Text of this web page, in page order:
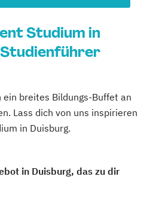
Studium in
Studienführer
breites Bildungs-Buffet an
Lass dich von uns inspirieren
in Duisburg.
in Duisburg, das zu dir